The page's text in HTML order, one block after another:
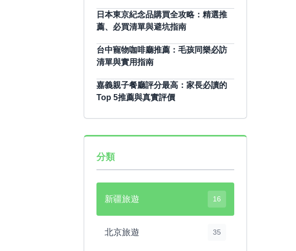
日本東京紀念品購買全攻略：精選推
薦、必買清單與避坑指南
台中寵物咖啡廳推薦：毛孩同樂必訪
清單與實用指南
嘉義親子餐廳評分最高：家長必讀的
Top 5推薦與真實評價
分類
新疆旅遊 16
北京旅遊 35